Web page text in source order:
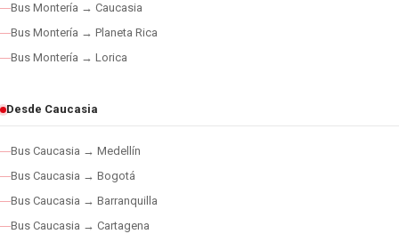
Bus Montería → Caucasia
Bus Montería → Planeta Rica
Bus Montería → Lorica
Desde Caucasia
Bus Caucasia → Medellín
Bus Caucasia → Bogotá
Bus Caucasia → Barranquilla
Bus Caucasia → Cartagena